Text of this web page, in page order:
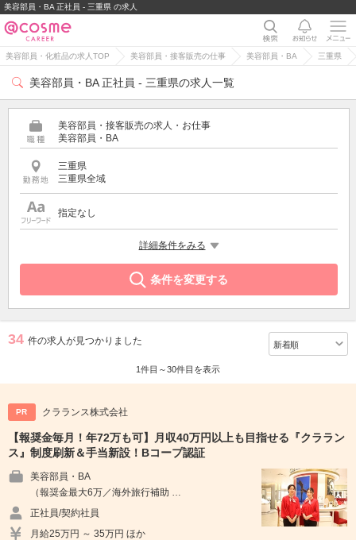
美容部員・BA 正社員 - 三重県 の求人
美容部員・化粧品の求人TOP 美容部員・接客販売の仕事 美容部員・BA 三重県
美容部員・BA 正社員 - 三重県の求人一覧
美容部員・接客販売の求人・お仕事
美容部員・BA
三重県
三重県全域
指定なし
詳細条件をみる
条件を変更する
34 件の求人が見つかりました
1件目～30件目を表示
PR クラランス株式会社
【報奨金毎月！年72万も可】月収40万円以上も目指せる『クララン
ス』制度刷新＆手当新設！Bコープ認証
美容部員・BA
（報奨金最大6万／海外旅行補助 …
正社員/契約社員
月給25万円 ～ 35万円 ほか